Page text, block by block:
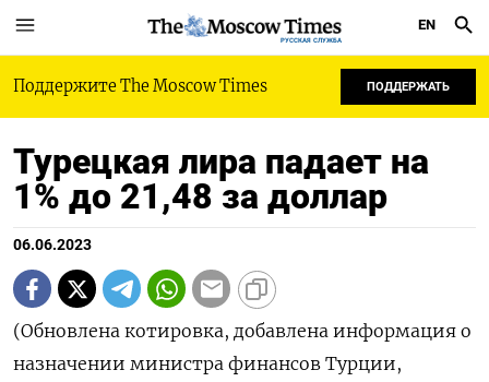
РУССКАЯ СЛУЖБА
EN
Поддержите The Moscow Times ПОДДЕРЖАТЬ
Турецкая лира падает на
1% до 21,48 за доллар
06.06.2023
(Обновлена котировка, добавлена информация о
назначении министра финансов Турции,